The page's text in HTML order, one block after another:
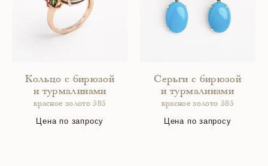
Кольцо с бирюзой
и турмалинами
красное золото 585
Цена по запросу
Серьги с бирюзой
и турмалинами
красное золото 585
Цена по запросу